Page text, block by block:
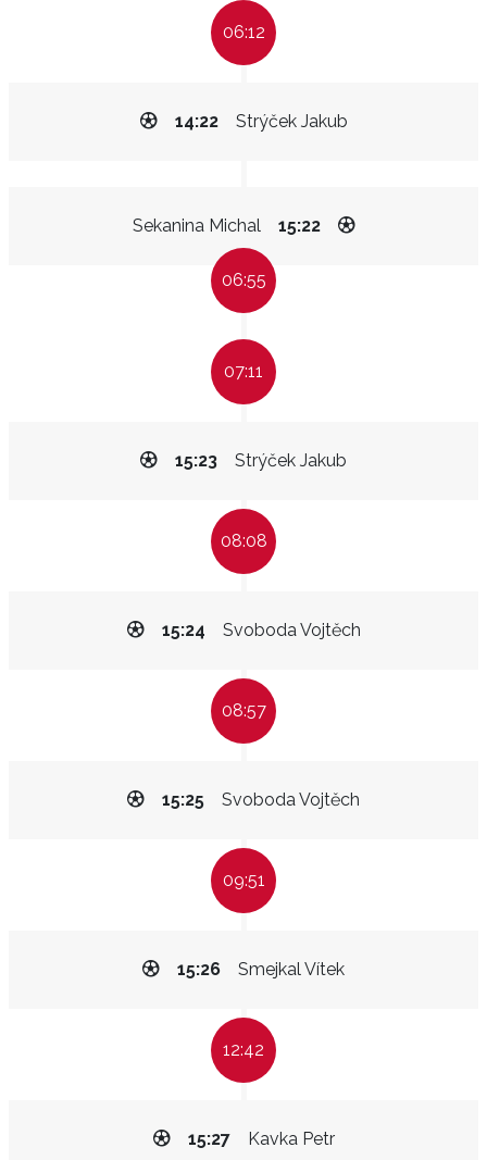
06:12
Strýček Jakub
14:22
Sekanina Michal 15:22
06:55
07:11
Strýček Jakub
15:23
08:08
Svoboda Vojtěch
15:24
08:57
Svoboda Vojtěch
15:25
09:51
Smejkal Vítek
15:26
12:42
Kavka Petr
15:27